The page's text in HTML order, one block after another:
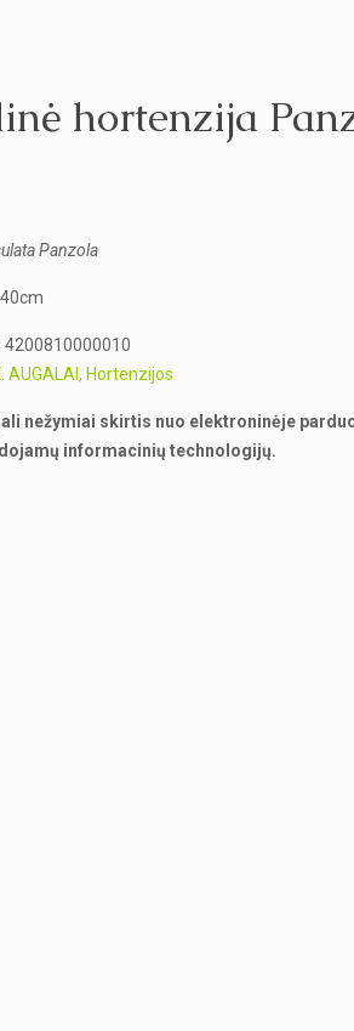
hortenzija
Panzola
4200810000010
AUGALAI , Hortenzijos
nežymiai skirtis nuo elektroninėje
informacinių technologijų.